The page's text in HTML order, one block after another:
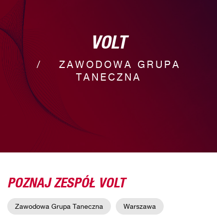
VOLT
ZAWODOWA GRUPA
TANECZNA
POZNAJ ZESPÓŁ VOLT
Zawodowa Grupa Taneczna Warszawa